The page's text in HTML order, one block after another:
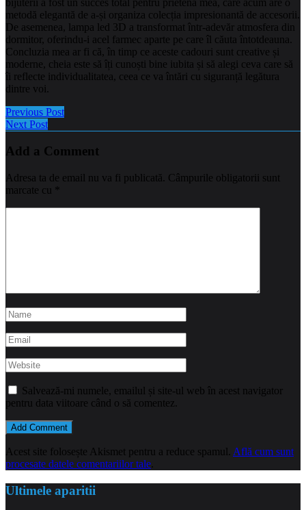
metodă elegantă de a-și organiza colecția impresionantă de accesorii.
De asemenea, lampa led 3D a transformat într-adevăr atmosfera din
dormitor, oferindu-i acel farmec aparte pe care îl căuta întotdeauna.
Concluzia mea ar fi că, în timp ce aceste cadouri sunt creative și
moderne, cheia este să îți cunoști bine iubita și să alegi ceva care să
îi reflecte individualitatea, ceea ce va întări cu siguranță legătura
dintre voi.
Previous Post
Next Post
Add a Comment
Adresa ta de email nu va fi publicată. Câmpurile obligatorii sunt
marcate cu
Salvează-mi numele, emailul și site-ul web în acest navigator
pentru data viitoare când o să comentez.
Acest site folosește Akismet pentru a reduce spamul. Află cum sunt
procesate datele comentariilor tale
Ultimele aparitii